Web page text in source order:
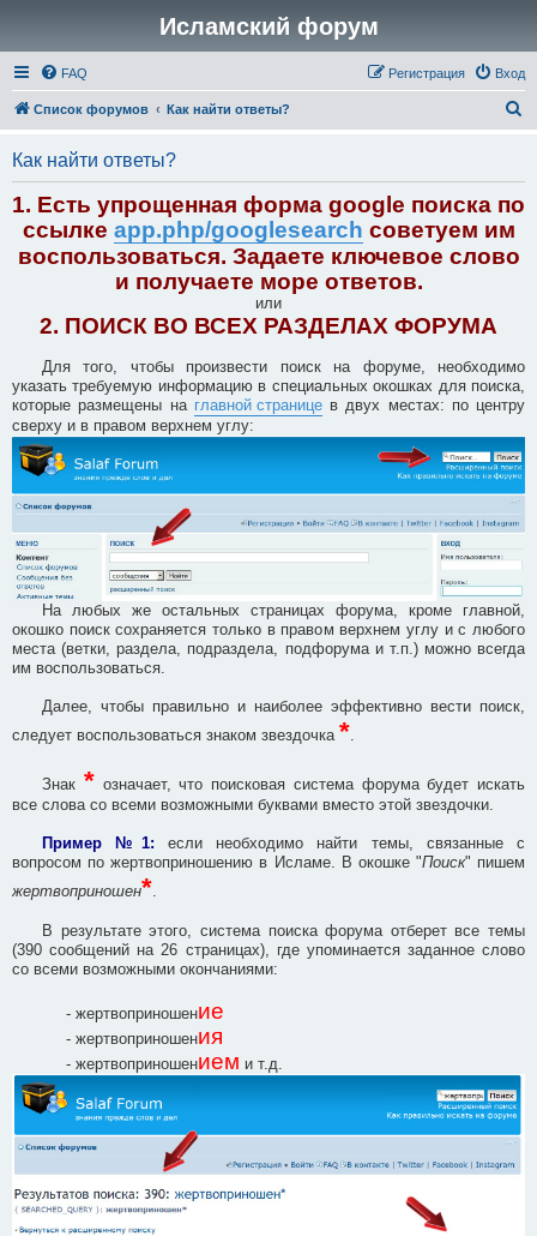
Исламский форум
FAQ Вход
Регистрация
Список форумов Как найти ответы?
Как найти ответы?
1. Есть упрощенная форма google поиска по
ссылке app.php/googlesearch советуем им
воспользоваться. Задаете ключевое слово
и получаете море ответов.
или
2. ПОИСК ВО ВСЕХ РАЗДЕЛАХ ФОРУМА
Для того, чтобы произвести поиск на форуме, необходимо
указать требуемую информацию в специальных окошках для поиска,
которые размещены на главной страницев двух местах: по центру
сверху и в правом верхнем углу:
На любых же остальных страницах форума, кроме главной,
окошко поиск сохраняется только в правом верхнем углу и с любого
места (ветки, раздела, подраздела, подфорума и т.п.) можно всегда
им воспользоваться.
Далее, чтобы правильно и наиболее эффективно вести поиск,
следует воспользоваться знаком звездочка *
Знак * означает, что поисковая система форума будет искать
все слова со всеми возможными буквами вместо этой звездочки.
Пример №1: если необходимо найти темы, связанные с
вопросом по жертвоприношению в Исламе. В окошке "Поиск" пишем
жертвоприношен*
В результате этого, система поиска форума отберет все темы
(390 сообщений на 26 страницах), где упоминается заданное слово
со всеми возможными окончаниями:
- жертвоприношение
- жертвоприношения
- жертвоприношением и т.д.